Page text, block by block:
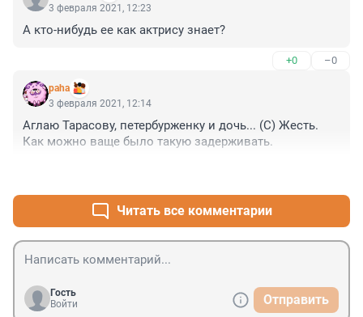
3 февраля 2021, 12:23
А кто-нибудь ее как актрису знает?
+0 –0
paha
3 февраля 2021, 12:14
Аглаю Тарасову, петербурженку и дочь... (С) Жесть.
Как можно ваще было такую задерживать.
Читать все комментарии
Гость
Войти
Отправить